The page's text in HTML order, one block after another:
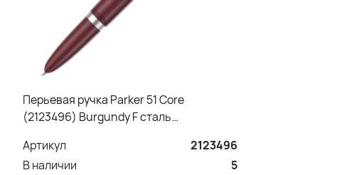
Перьевая ручка Parker 51 Core
(2123496) Burgundy F сталь
Артикул
2123496
В наличии
5